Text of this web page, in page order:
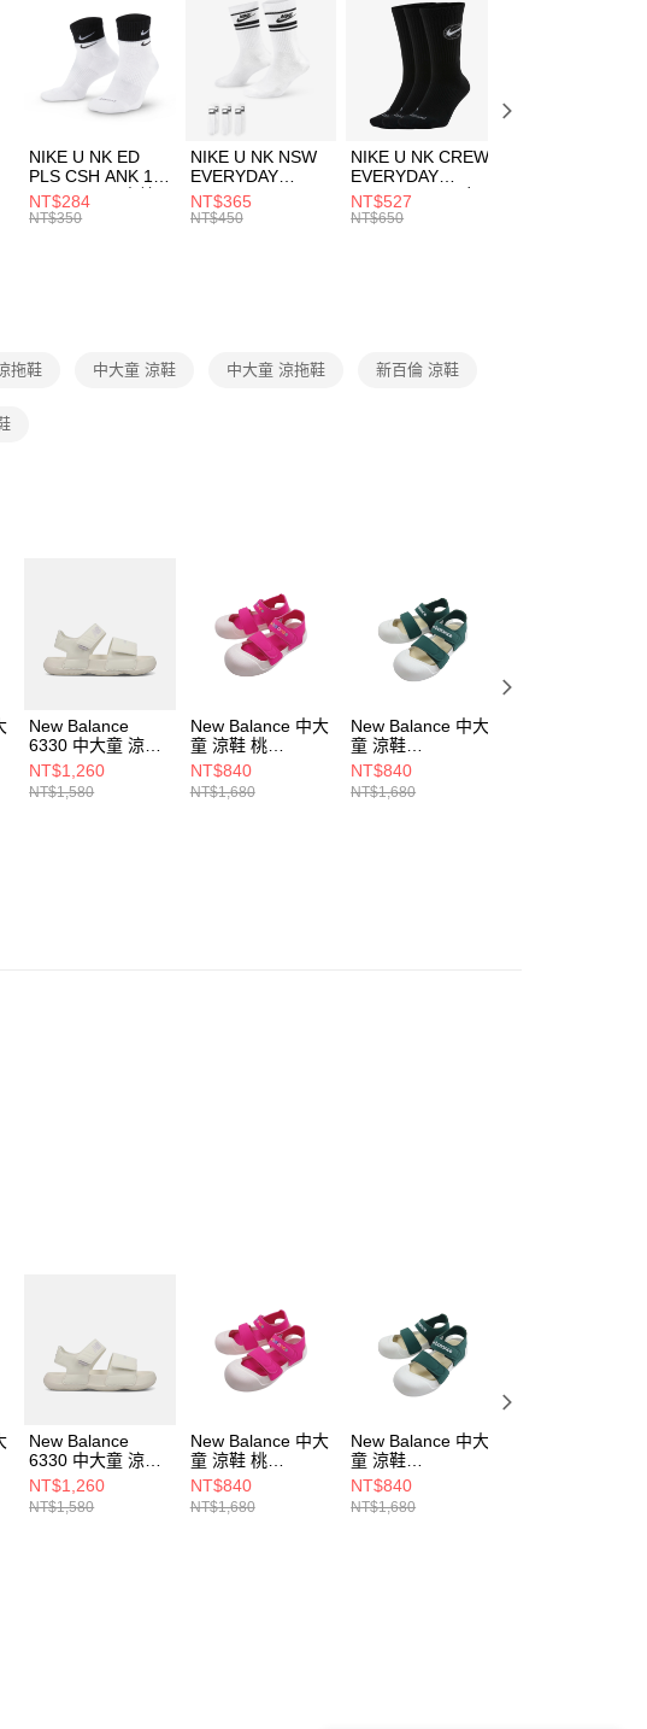
３．安心：先確認商品／服務後，再付款。
【「AFTEE先享後付」結帳流程】
１．於結帳方式選擇「AFTEE先享後付」後，將跳轉至「AFTEE先享後
付」結帳頁面，進行簡訊認證並確認金額後，即可完成結帳。
２．訂單成立數日內，您將收到繳費通知簡訊。
３．收到繳費通知簡訊後14天內，點擊此簡訊中的連結，可透過四大超商
／ATM／網路銀行／等多元方式進行付款，方視為交易完成。
※ 請注意：結帳手續完成當下不需立刻繳費，但若您需要取消訂單，請聯
絡購買商品的店家。未經商家同意取消之訂單仍視為有效，需透過AFTEE
先享後付繳納相關費用。
１．透過由恩沛科技股份有限公司提供之「AFTEE先享後付」服務完成之
交易，需依本服務之必要範圍內提供個人資料，並將交易相關給付款項請
５．嚴禁一人註冊多個帳號或使用他人資訊註冊。若發現惡意使用之情
形，恩沛科技股份有限公司將有權停止該用戶之使用額度並採取法律行
動。
每筆NT$100，滿NT$1,500(含以上)免運費
每筆NT$100，滿NT$1,500(含以上)免運費
付款後門市自取
每筆NT$100，滿NT$1,500(含以上)免運費
NIKE U NK ED
PLS CSH ANK 1P
144 DBL 男 中統
襪 DH4058104
NT$284
NT$350
NIKE U NK NSW
EVERYDAY
ESSENTIAL CR
男女 短統襪
NT$365
NT$450
NIKE U NK CREW
EVERYDAY
BBALL 3PR 男女
長統襪
NT$527
NT$650
拖鞋 中大童 涼鞋 中大童 涼拖鞋 新百倫 涼鞋
New Balance
6330 中大童 涼鞋
Y63304VV-M
NT$1,260
NT$1,580
New Balance 中大
童 涼鞋 桃
SYA809A3-M
NT$840
NT$1,680
New Balance 中大
童 涼鞋
SYA809T3-M
NT$840
NT$1,680
New Balance
6330 中大童 涼鞋
Y63304VV-M
NT$1,260
NT$1,580
New Balance 中大
童 涼鞋 桃
SYA809A3-M
NT$840
NT$1,680
New Balance 中大
童 涼鞋
SYA809T3-M
NT$840
NT$1,680